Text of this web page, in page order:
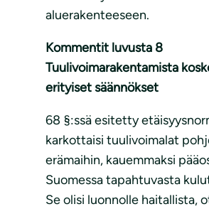
aluerakenteeseen.
Kommentit luvusta 8
Tuulivoimarakentamista
erityiset säännökset
68 §:ssä esitetty
karkottaisi tuulivoimalat
erämaihin, kauemmaksi
Suomessa tapahtuvasta
Se olisi luonnolle haitallista,